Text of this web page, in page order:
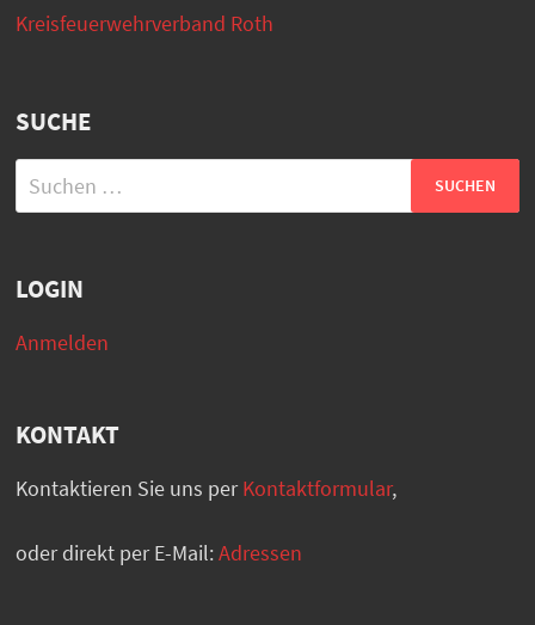
Kreisfeuerwehrverband Roth
SUCHE
Suchen
nach:
LOGIN
Anmelden
KONTAKT
Kontaktieren Sie uns perKontaktformular,
oder direkt per E-Mail:Adressen